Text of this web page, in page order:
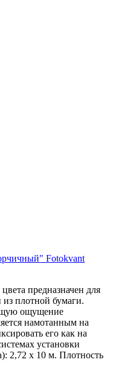
Fotokvant
предназначен для
плотной бумаги.
ощущение
намотанным на
его как на
установки
2,72 х 10 м. Плотность